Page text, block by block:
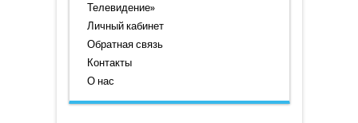
Телевидение»
Личный кабинет
Обратная связь
Контакты
О нас